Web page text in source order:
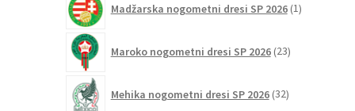
Madžarska nogometni dresi SP 2026 1izdelek
Maroko nogometni dresi SP 2026 23izdelkov
Mehika nogometni dresi SP 2026 32izdelkov